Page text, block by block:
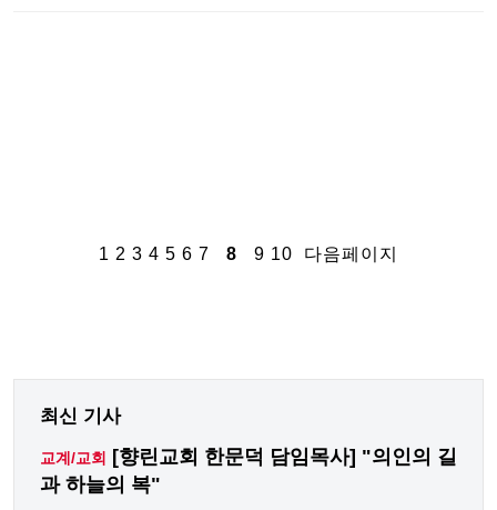
1 2 3 4 5 6 7 8 9 10 다음페이지
최신 기사
교계/교회
[향린교회 한문덕 담임목사] "의인의 길
과 하늘의 복"